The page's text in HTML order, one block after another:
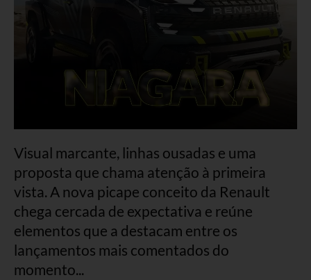
Visual marcante, linhas ousadas e uma
proposta que chama atenção à primeira
vista. A nova picape conceito da Renault
chega cercada de expectativa e reúne
elementos que a destacam entre os
lançamentos mais comentados do
momento...